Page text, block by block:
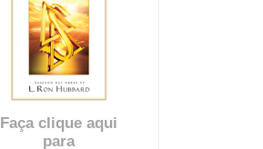
Faça clique aqui
para